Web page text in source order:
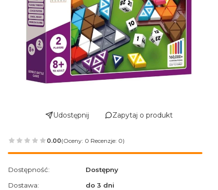
Udostępnij Zapytaj o produkt
0.00(Oceny: 0 Recenzje: 0)
Przejdź do sekcji Opinie
Dostępność:
Dostępny
Dostawa:
do 3 dni